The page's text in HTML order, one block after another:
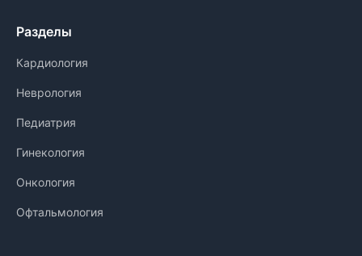
Разделы
Кардиология
Неврология
Педиатрия
Гинекология
Онкология
Офтальмология